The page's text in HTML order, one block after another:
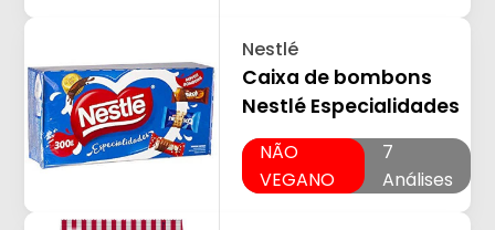
Nestlé
Caixa de bombons
Nestlé Especialidades
NÃO
VEGANO
7
Análises